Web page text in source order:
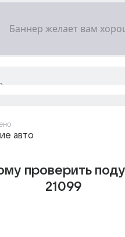
авто
проверить
21099